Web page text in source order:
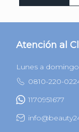
Atención al
Lunes a
0810-220-
1170951677